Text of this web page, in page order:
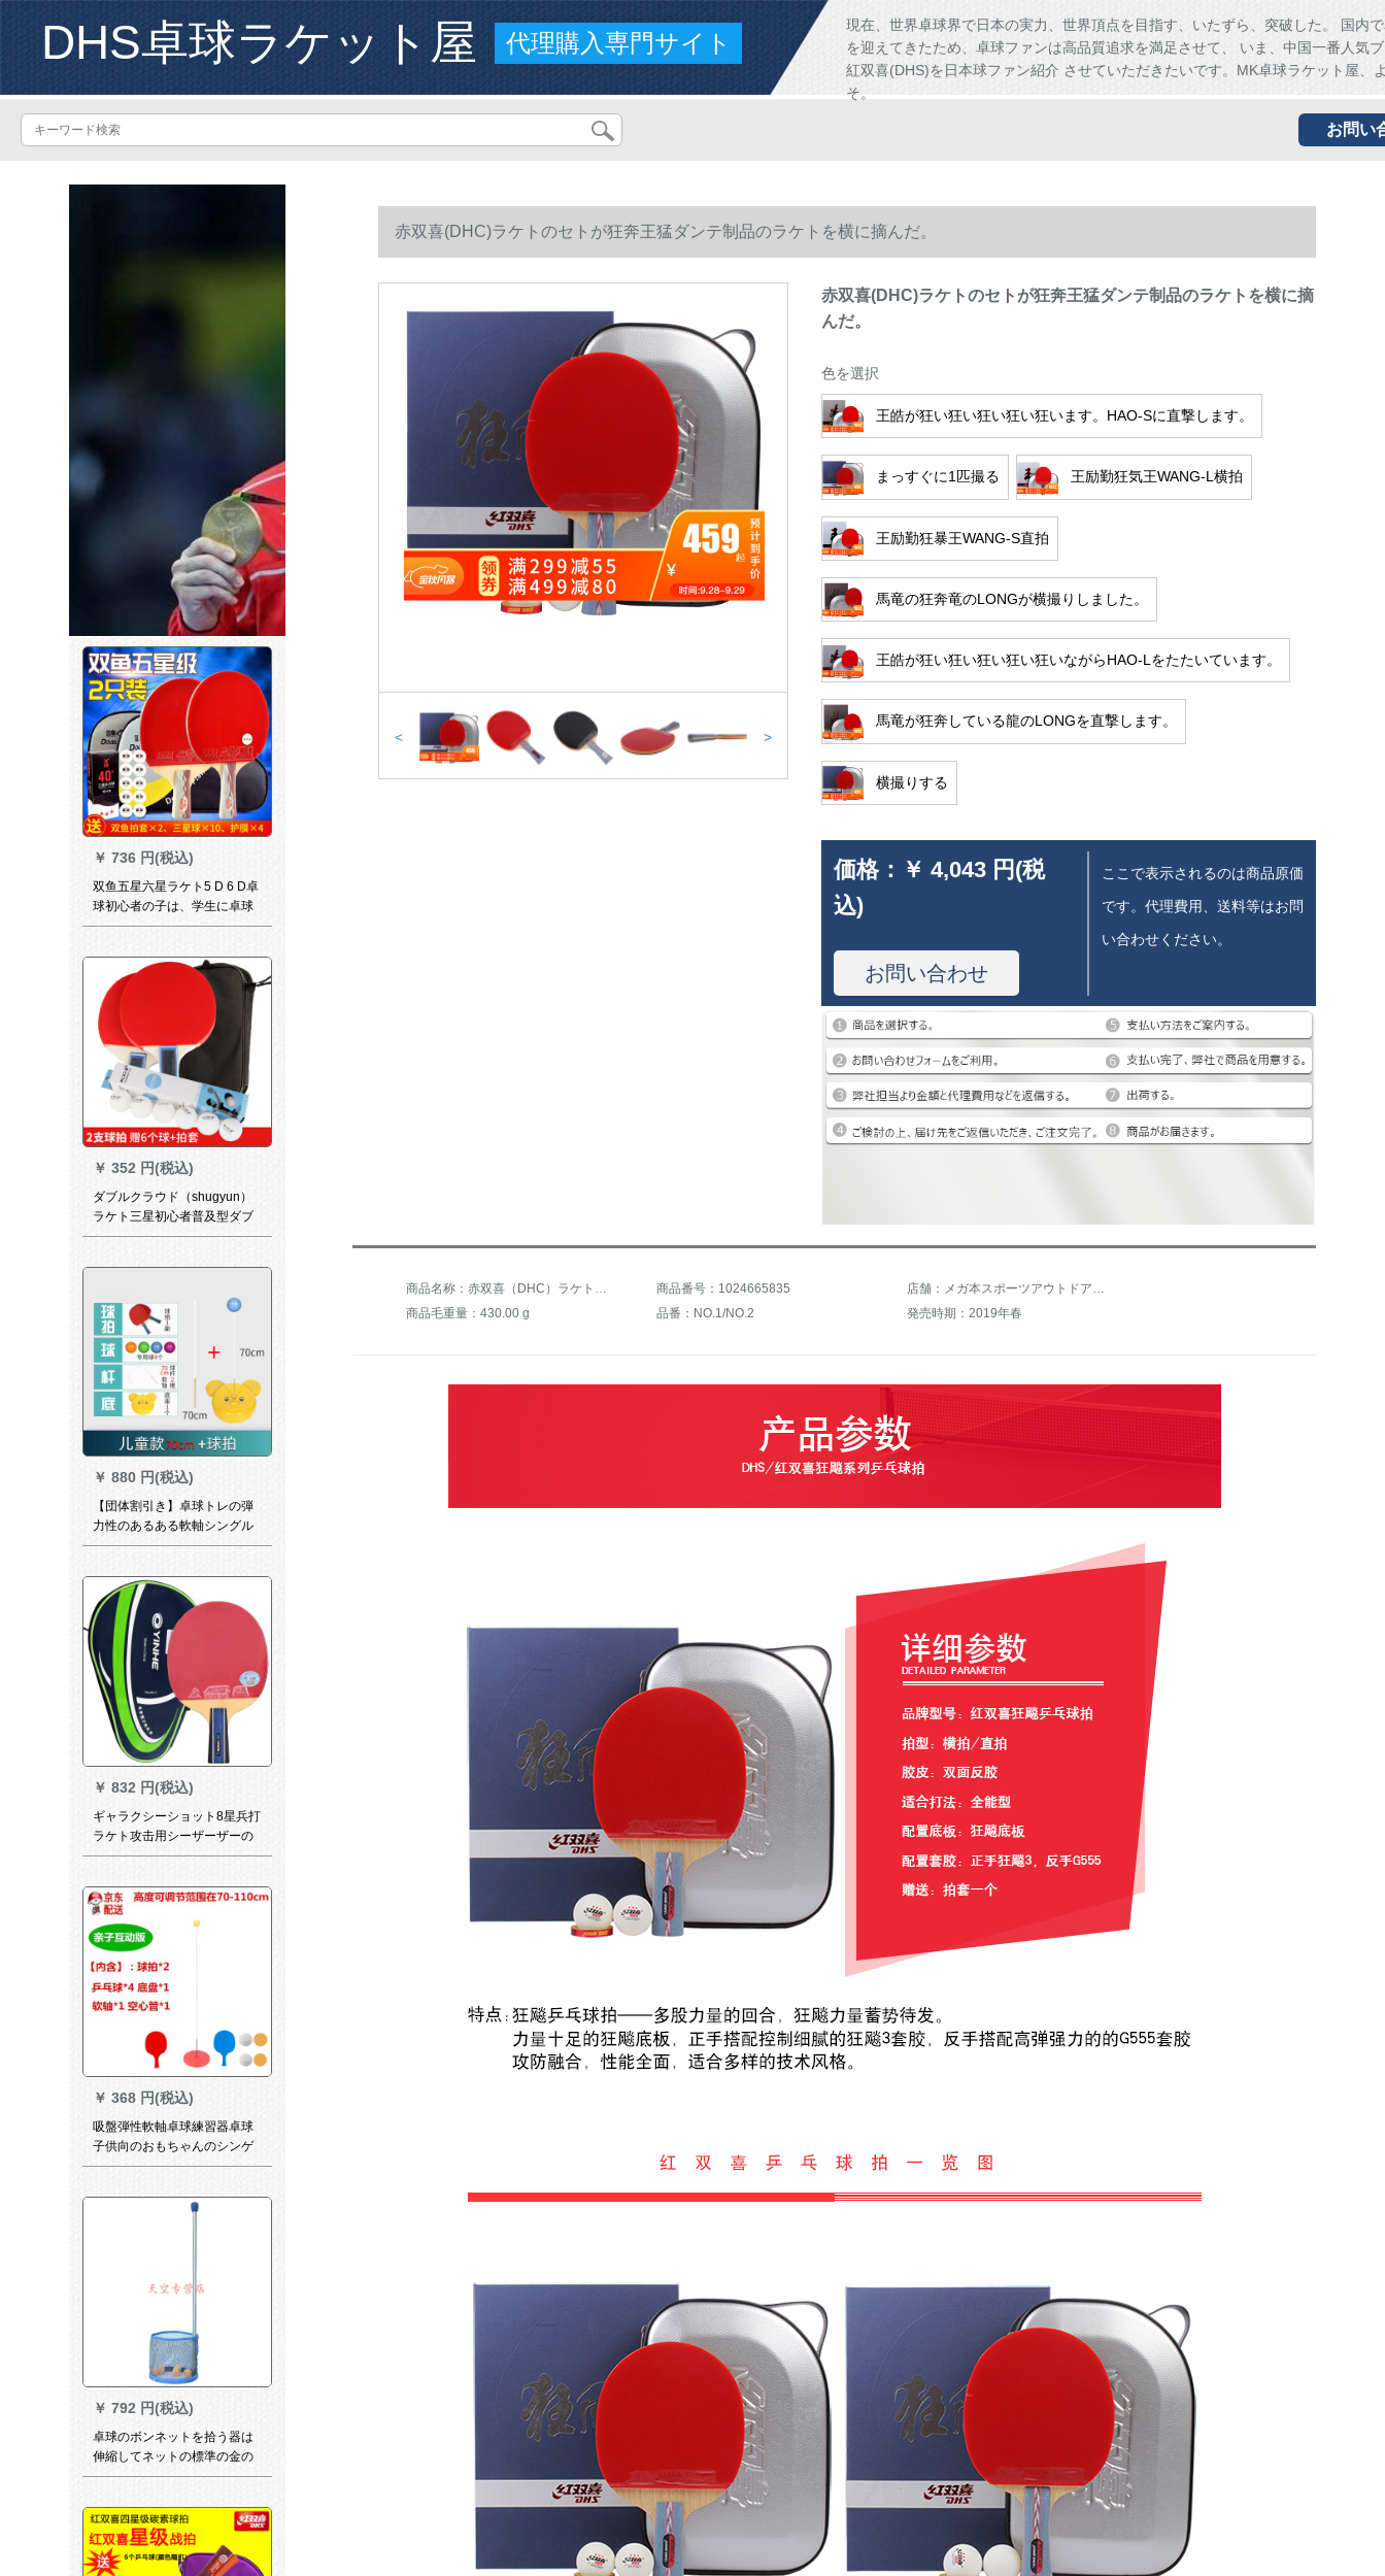
DHS卓球ラケット屋 代理購入専門サイト
現在、世界卓球界で日本の実力、世界頂点を目指す、いたずら、突破した。 国内
を迎えてきたため、卓球ファンは高品質追求を満足させて、 いま、中国一番人気
紅双喜(DHS)を日本球ファン紹介 させていただきたいです。MK卓球ラケット屋、
そ。
お問い
￥ 736 円(税込)
双鱼五星六星ラケト5 D 6 D卓
球初心者の子は、学生に卓球
ラッケトを练习します。2枚の
サジダします。
￥ 352 円(税込)
ダブルクラウド（shugyun）
ラケト三星初心者普及型ダブ
ルラッケジット2面リフレジッ
￥ 880 円(税込)
【団体割引き】卓球トレの弾
力性のあるある軟軸シングル
は、近視防止オモチャラッケ
かって、付け金を供給しま
す。（厚い＋0.7メトルの軟軸
2本＋4つのボア＋ラッケト）
￥ 832 円(税込)
ギャラクシーショット8星兵打
ラケト攻击用シーザーザーの
セプです。
￥ 368 円(税込)
吸盤弾性軟軸卓球練習器卓球
子供向のおもちゃんのシンゲ
ル練習器です。
￥ 792 円(税込)
卓球のボンネットを拾う器は
伸縮してネットの標準の金の
2103平均サズを拾う。
赤双喜(DHC)ラケトのセトが狂奔王猛ダンテ制品のラケトを横に摘んだ。
< >
赤双喜(DHC)ラケトのセトが狂奔王猛ダンテ制品のラケトを横に摘
んだ。
色を選択
王皓が狂い狂い狂い狂い狂います。HAO-Sに直撃します。
まっすぐに1匹撮る 王励勤狂気王WANG-L横拍
王励勤狂暴王WANG-S直拍
馬竜の狂奔竜のLONGが横撮りしました。
王皓が狂い狂い狂い狂い狂いながらHAO-Lをたたいています。
馬竜が狂奔している龍のLONGを直撃します。
横撮りする
価格： ￥ 4,043 円(税
込)
お問い合わせ
ここで表示されるのは商品原価
です。代理費用、送料等はお問
い合わせください。
商品名称：赤双喜（DHC）ラケトセット狂奔王猛ダッシュドラゴン製品のラケトを横撮りします。 商品番号：1024665835
店舗：メガ本スポーツアウトドア専門店
商品毛重量：430.00 g
品番：NO.1/NO.2 発売時期：2019年春